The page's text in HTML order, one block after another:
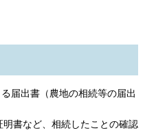
届出書（農地の相続等の届出
書など、相続したことの確認